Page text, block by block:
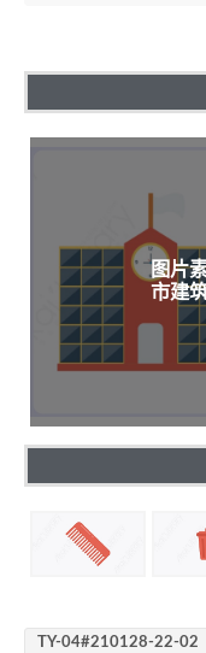
图片
市建
TY-04#210128-22-02